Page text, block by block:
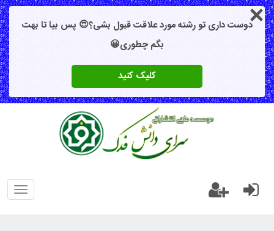
دوست داری تو رشته مورد علاقت قبول بشی؟😍 پس بیا تا بهت
بگم چطوری😀
کلیک کنید